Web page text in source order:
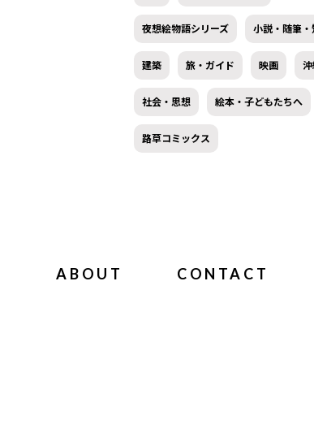
夜想絵物語シリーズ 小説・随筆・
建築 旅・ガイド 映画
社会・思想 絵本・子どもたちへ
路草コミックス
ABOUT CONTACT